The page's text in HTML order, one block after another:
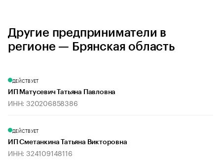
Другие предприниматели в
регионе — Брянская область
ДЕЙСТВУЕТ
ИП Матусевич Татьяна Павловна
ИНН: 320206858386
ДЕЙСТВУЕТ
ИП Сметанкина Татьяна Викторовна
ИНН: 324109148116